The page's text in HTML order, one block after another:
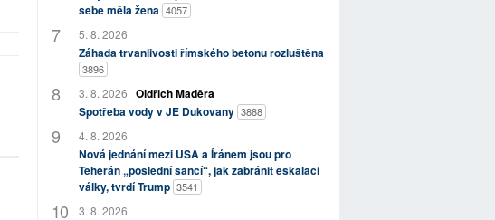
sebe měla žena 4057
5. 8. 2026
Záhada trvanlivosti římského betonu rozluštěna
3896
3. 8. 2026 Oldřich Maděra
Spotřeba vody v JE Dukovany 3888
4. 8. 2026
Nová jednání mezi USA a Íránem jsou pro
Teherán „poslední šancí“, jak zabránit eskalaci
války, tvrdí Trump 3541
3. 8. 2026